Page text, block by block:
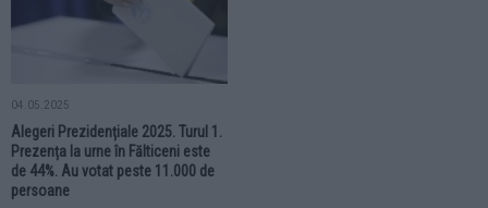
04.05.2025
Alegeri Prezidențiale 2025. Turul 1.
Prezența la urne în Fălticeni este
de 44%. Au votat peste 11.000 de
persoane